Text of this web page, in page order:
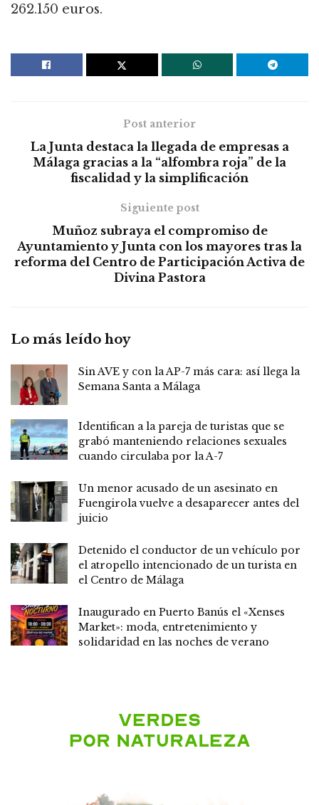
262.150 euros.
Post anterior
La Junta destaca la llegada de empresas a
Málaga gracias a la “alfombra roja” de la
fiscalidad y la simplificación
Siguiente post
Muñoz subraya el compromiso de
Ayuntamiento y Junta con los mayores tras la
reforma del Centro de Participación Activa de
Divina Pastora
Lo más leído hoy
Sin AVE y con la AP-7 más cara: así llega la
Semana Santa a Málaga
Identifican a la pareja de turistas que se
grabó manteniendo relaciones sexuales
cuando circulaba por la A-7
Un menor acusado de un asesinato en
Fuengirola vuelve a desaparecer antes del
juicio
Detenido el conductor de un vehículo por
el atropello intencionado de un turista en
el Centro de Málaga
Inaugurado en Puerto Banús el «Xenses
Market»: moda, entretenimiento y
solidaridad en las noches de verano